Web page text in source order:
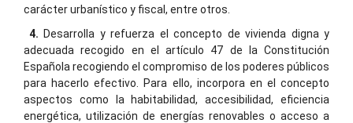
carácter urbanístico y fiscal, entre otros.
4. Desarrolla y refuerza el concepto de vivienda digna y
adecuada recogido en el artículo 47 de la Constitución
Española recogiendo el compromiso de los poderes públicos
para hacerlo efectivo. Para ello, incorpora en el concepto
aspectos como la habitabilidad, accesibilidad, eficiencia
energética, utilización de energías renovables o acceso a